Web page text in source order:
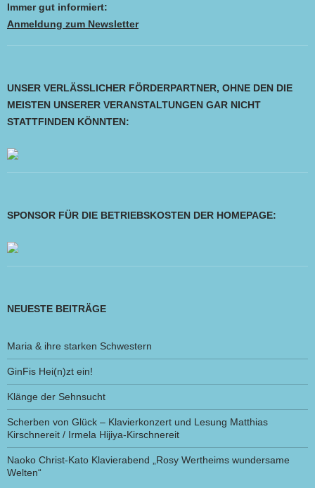
Immer gut informiert:
Anmeldung zum Newsletter
UNSER VERLÄSSLICHER FÖRDERPARTNER, OHNE DEN DIE
MEISTEN UNSERER VERANSTALTUNGEN GAR NICHT
STATTFINDEN KÖNNTEN:
SPONSOR FÜR DIE BETRIEBSKOSTEN DER HOMEPAGE:
NEUESTE BEITRÄGE
Maria & ihre starken Schwestern
GinFis Hei(n)zt ein!
Klänge der Sehnsucht
Scherben von Glück – Klavierkonzert und Lesung Matthias
Kirschnereit / Irmela Hijiya-Kirschnereit
Naoko Christ-Kato Klavierabend „Rosy Wertheims wundersame
Welten“